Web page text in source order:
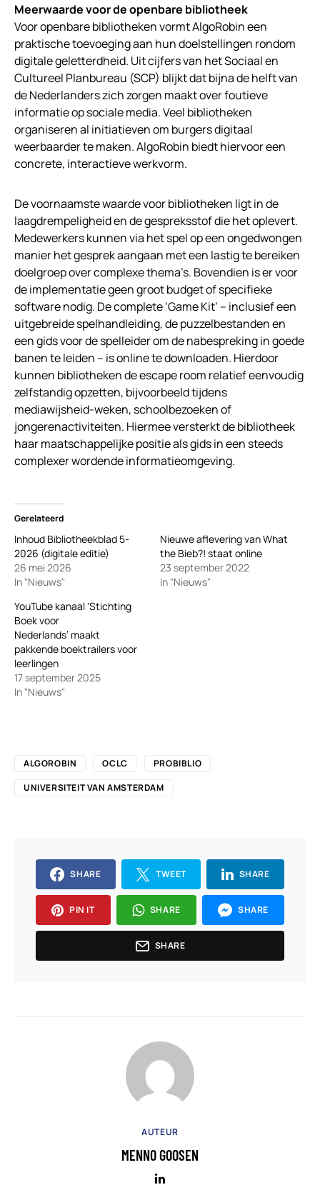
Meerwaarde voor de openbare bibliotheek
Voor openbare bibliotheken vormt AlgoRobin een
praktische toevoeging aan hun doelstellingen rondom
digitale geletterdheid. Uit cijfers van het Sociaal en
Cultureel Planbureau (SCP) blijkt dat bijna de helft van
de Nederlanders zich zorgen maakt over foutieve
informatie op sociale media. Veel bibliotheken
organiseren al initiatieven om burgers digitaal
weerbaarder te maken. AlgoRobin biedt hiervoor een
concrete, interactieve werkvorm.
De voornaamste waarde voor bibliotheken ligt in de
laagdrempeligheid en de gespreksstof die het oplevert.
Medewerkers kunnen via het spel op een ongedwongen
manier het gesprek aangaan met een lastig te bereiken
doelgroep over complexe thema’s. Bovendien is er voor
de implementatie geen groot budget of specifieke
software nodig. De complete ‘Game Kit’ – inclusief een
uitgebreide spelhandleiding, de puzzelbestanden en
een gids voor de spelleider om de nabespreking in goede
banen te leiden – is online te downloaden. Hierdoor
kunnen bibliotheken de escape room relatief eenvoudig
zelfstandig opzetten, bijvoorbeeld tijdens
mediawijsheid-weken, schoolbezoeken of
jongerenactiviteiten. Hiermee versterkt de bibliotheek
haar maatschappelijke positie als gids in een steeds
complexer wordende informatieomgeving.
Gerelateerd
Inhoud Bibliotheekblad 5-
2026 (digitale editie)
26 mei 2026
In "Nieuws"
Nieuwe aflevering van What
the Bieb?! staat online
23 september 2022
In "Nieuws"
YouTube kanaal ‘Stichting
Boek voor
Nederlands’ maakt
pakkende boektrailers voor
leerlingen
17 september 2025
In "Nieuws"
ALGOROBIN OCLC
PROBIBLIO
UNIVERSITEIT VAN AMSTERDAM
SHARE TWEET SHARE
PIN IT SHARE SHARE
SHARE
AUTEUR
MENNO GOOSEN